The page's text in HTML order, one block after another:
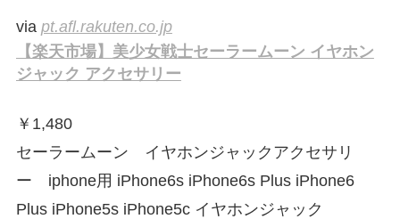
via pt.afl.rakuten.co.jp
【楽天市場】美少女戦士セーラームーン イヤホン
ジャック アクセサリー
￥ 1,480
セーラームーン イヤホンジャックアクセサリ
ー iphone用 iPhone6s iPhone6s Plus iPhone6
Plus iPhone5s iPhone5c イヤホンジャック